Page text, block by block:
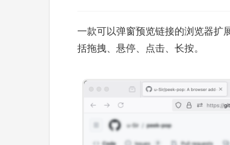
一款可以弹窗预览链接的浏览器扩
括拖拽、悬停、点击、长按。